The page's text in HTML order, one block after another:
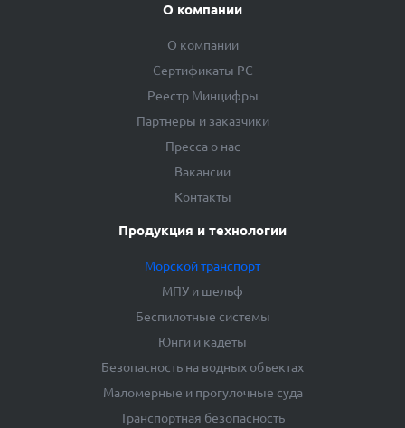
О компании
О компании
Сертификаты РС
Реестр Минцифры
Партнеры и заказчики
Пресса о нас
Вакансии
Контакты
Продукция и технологии
Морской транспорт
МПУ и шельф
Беспилотные системы
Юнги и кадеты
Безопасность на водных объектах
Маломерные и прогулочные суда
Транспортная безопасность